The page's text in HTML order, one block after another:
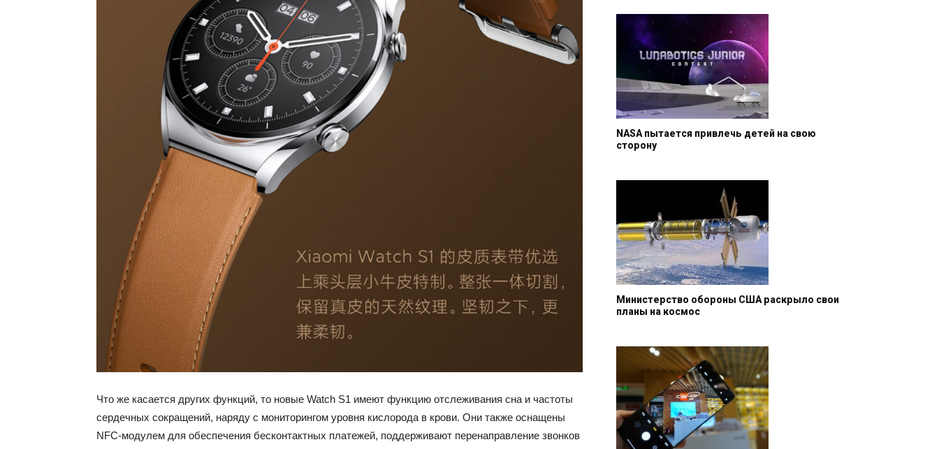
Что же касается других функций, то новые Watch S1 имеют функцию отслеживания сна и частоты
сердечных сокращений, наряду с мониторингом уровня кислорода в крови. Они также оснащены
NFC-модулем для обеспечения бесконтактных платежей, поддерживают перенаправление звонков
NASA пытается привлечь детей на свою
сторону
Министерство обороны США раскрыло свои
планы на космос